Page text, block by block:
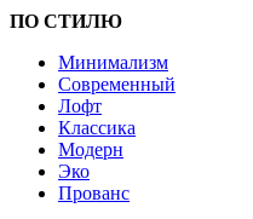
ПО СТИЛЮ
Минимализм
Современный
Лофт
Классика
Модерн
Эко
Прованс